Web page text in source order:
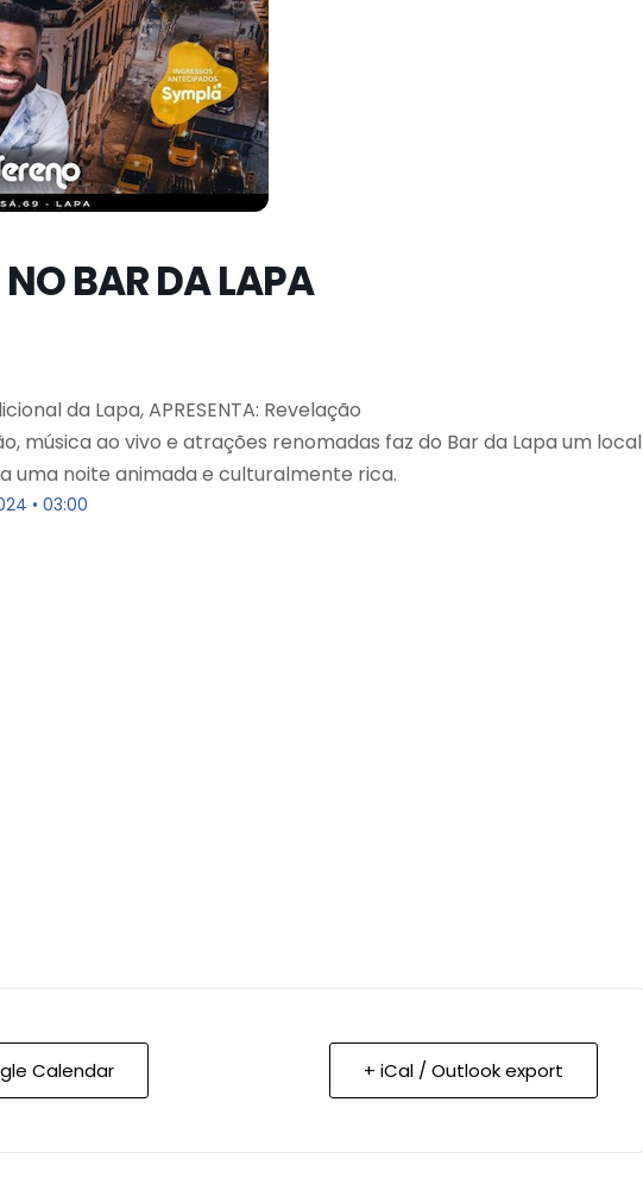
BAR DA LAPA
da Lapa, APRESENTA: Revelação
música ao vivo e atrações renomadas faz do Bar da Lapa um local
uma noite animada e culturalmente rica.
• 03:00
Calendar + iCal / Outlook export